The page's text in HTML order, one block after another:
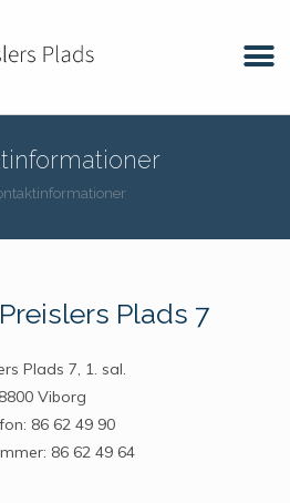
Plads 7
Plads 7, 1. sal.
8800 Viborg
86 62 49 90
86 62 49 64